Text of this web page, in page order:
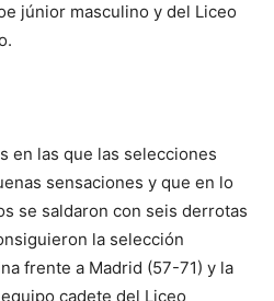
júnior masculino y del Liceo
en las que las selecciones
sensaciones y que en lo
se saldaron con seis derrotas
la selección
frente a Madrid (57-71) y la
cadete del Liceo